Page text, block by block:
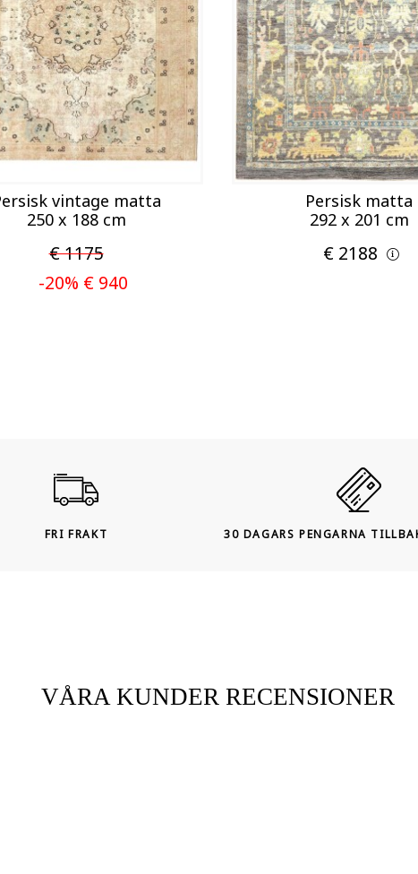
vintage matta
250 x 188 cm
€ 1175
-20% € 940
Persisk matta
292 x 201 cm
€ 2188
FRI FRAKT 30 DAGARS PENGARNA
VÅRA KUNDER RECENSIONER